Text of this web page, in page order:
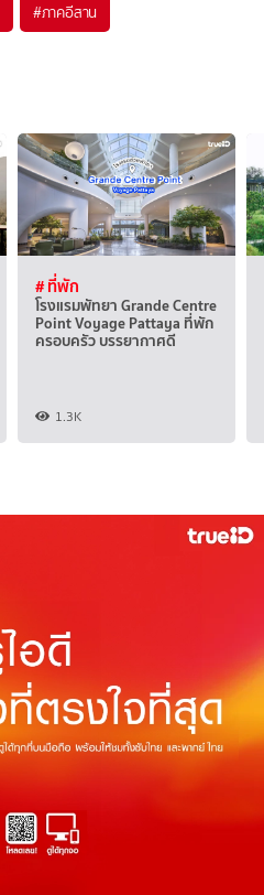
#ภาคอีสาน
# ที่พัก
โรงแรมพัทยา Grande Centre
Point Voyage Pattaya ที่พัก
ครอบครัว บรรยากาศดี
1.3K